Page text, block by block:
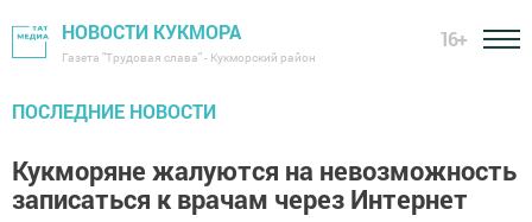
НОВОСТИ КУКМОРА
Газета "Трудовая слава" - Кукморский район
16+
ПОСЛЕДНИЕ НОВОСТИ
Кукморяне жалуются на невозможность
записаться к врачам через Интернет